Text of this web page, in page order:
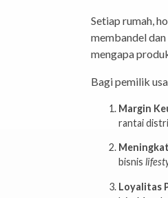
Setiap rumah,
membandel
mengapa
Bagi pemilik
Margin
rantai
bisnis
Loyalitas